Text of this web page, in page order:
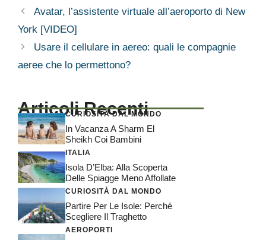
Avatar, l’assistente virtuale all’aeroporto di New
York [VIDEO]
Usare il cellulare in aereo: quali le compagnie
aeree che lo permettono?
Articoli Recenti
CURIOSITÀ DAL MONDO
In Vacanza A Sharm El
Sheikh Coi Bambini
ITALIA
Isola D’Elba: Alla Scoperta
Delle Spiagge Meno Affollate
CURIOSITÀ DAL MONDO
Partire Per Le Isole: Perché
Scegliere Il Traghetto
AEROPORTI